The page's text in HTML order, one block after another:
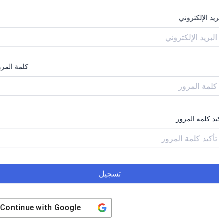
الإلكتروني
كلمة
كلمة المرور
تسجيل
Continue with Google